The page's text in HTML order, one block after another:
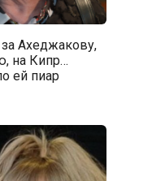
Ахеджакову,
на Кипр…
ей пиар